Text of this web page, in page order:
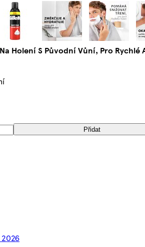
Holení S Původní Vůní, Pro Rychlé
Přidat